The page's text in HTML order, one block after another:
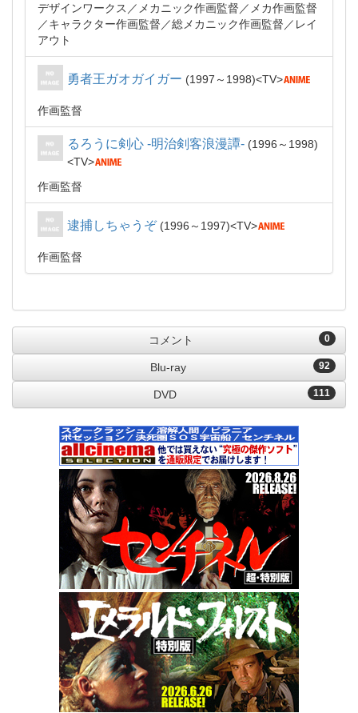
デザインワークス メカニック作画監督
メカ作画監督
キャラクター作画監督
総メカニック作画監督
レイ
アウト
勇者王ガオガイガー 1997～1998 TV
作画監督
るろうに剣心 -明治剣客浪漫譚-
1996～1998
TV
作画監督
逮捕しちゃうぞ 1996～1997 TV
作画監督
0
コメント
92
Blu-ray
111
DVD